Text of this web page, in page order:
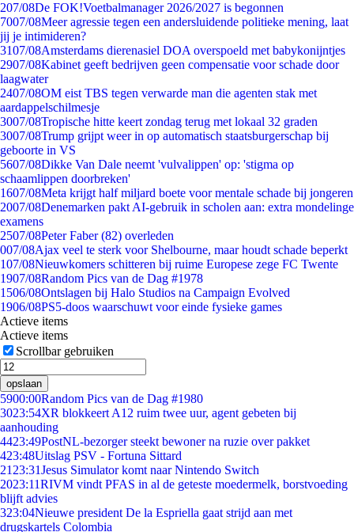
207/08De FOK!Voetbalmanager 2026/2027 is begonnen
7007/08Meer agressie tegen een andersluidende politieke mening, laat
jij je intimideren?
3107/08Amsterdams dierenasiel DOA overspoeld met babykonijntjes
2907/08Kabinet geeft bedrijven geen compensatie voor schade door
laagwater
2407/08OM eist TBS tegen verwarde man die agenten stak met
aardappelschilmesje
3007/08Tropische hitte keert zondag terug met lokaal 32 graden
3007/08Trump grijpt weer in op automatisch staatsburgerschap bij
geboorte in VS
5607/08Dikke Van Dale neemt 'vulvalippen' op: 'stigma op
schaamlippen doorbreken'
1607/08Meta krijgt half miljard boete voor mentale schade bij jongeren
2007/08Denemarken pakt AI-gebruik in scholen aan: extra mondelinge
examens
2507/08Peter Faber (82) overleden
007/08Ajax veel te sterk voor Shelbourne, maar houdt schade beperkt
107/08Nieuwkomers schitteren bij ruime Europese zege FC Twente
1907/08Random Pics van de Dag #1978
1506/08Ontslagen bij Halo Studios na Campaign Evolved
1906/08PS5-doos waarschuwt voor einde fysieke games
Actieve items
Actieve items
Scrollbar gebruiken
opslaan
5900:00Random Pics van de Dag #1980
3023:54XR blokkeert A12 ruim twee uur, agent gebeten bij
aanhouding
4423:49PostNL-bezorger steekt bewoner na ruzie over pakket
423:48Uitslag PSV - Fortuna Sittard
21 23:31Jesus Simulator komt naar Nintendo Switch
2023:11RIVM vindt PFAS in al de geteste moedermelk, borstvoeding
blijft advies
323:04Nieuwe president De la Espriella gaat strijd aan met
drugskartels Colombia